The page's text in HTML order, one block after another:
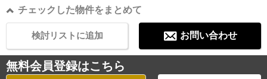
チェックした物件をまとめて
お問い合わせ
検討リストに追加
無料会員登録はこちら